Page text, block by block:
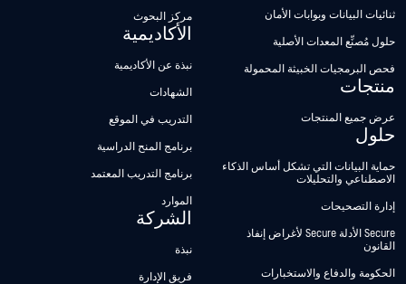
ثنائيات البيانات وبوابات الأمان
حلول مُصنِّع المعدات الأصلية
فحص البرمجيات الخبيثة المحمولة
منتجات
عرض جميع المنتجات
حلول
حماية البيانات التي تشكل أساس الذكاء
الاصطناعي والتحليلات
إدارة التصحيحات
Secure الأدلة Secure لأغراض إنفاذ
القانون
الحكومة والدفاع والاستخبارات
مركز البحوث
الأكاديمية
نبذة عن الأكاديمية
الشهادات
التدريب في الموقع
برنامج المنح الدراسية
برنامج التدريب المعتمد
الموارد
الشركة
نبذة
فريق الإدارة